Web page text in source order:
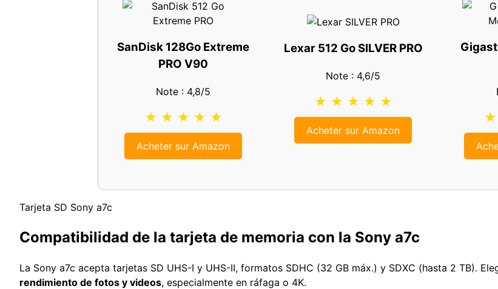
SanDisk 128Go Extreme
PRO V90
Note : 4,8/5
★ ★ ★ ★ ★
Acheter sur Amazon
Lexar 512 Go SILVER PRO
Note : 4,6/5
★ ★ ★ ★ ★
Acheter sur Amazon
Tarjeta SD Sony a7c
Compatibilidad de la tarjeta de memoria con la Sony a7c
La Sony a7c acepta tarjetas SD UHS-I y UHS-II, formatos SDHC (32 GB máx.) y SDXC (hasta 2 TB).
rendimiento de fotos y videos, especialmente en ráfaga o 4K.